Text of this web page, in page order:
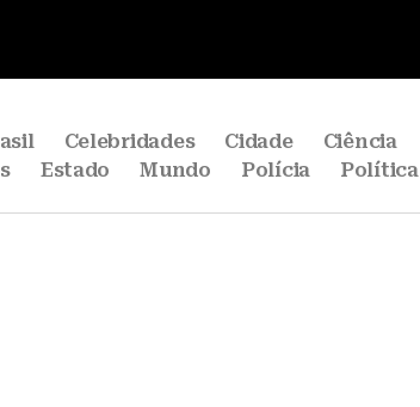
Celebridades Cidade Ciência
Estado Mundo Polícia Política